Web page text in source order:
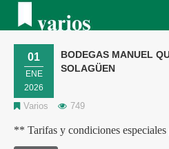
01
ENE
2026
BODEGAS MANUEL
SOLAGÜEN
Varios 749
** Tarifas y condiciones especiales